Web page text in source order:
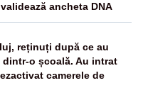
ancheta DNA
reținuți după ce au
dintr-o școală. Au intrat
camerele de